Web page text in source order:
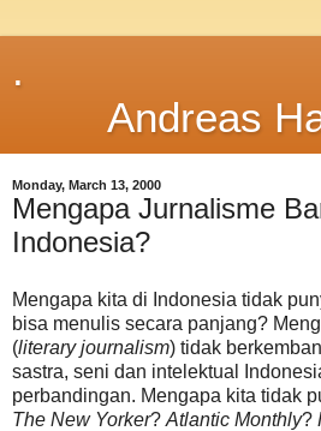
.
Andreas
Monday, March 13, 2000
Mengapa Jurnalisme
Indonesia?
Mengapa kita di Indonesia tidak
bisa menulis secara panjang?
(literary journalism) tidak
sastra, seni dan intelektual
perbandingan. Mengapa kita tidak
The New Yorker? Atlantic Monthly?